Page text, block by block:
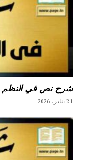
شرح نص في النظم
21 يناير، 2026